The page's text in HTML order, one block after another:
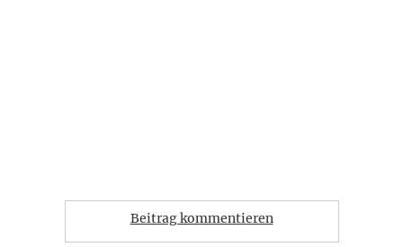
Beitrag kommentieren